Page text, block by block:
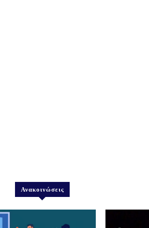
Ανακοινώσεις